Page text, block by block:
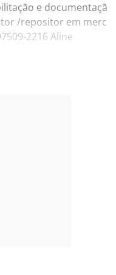
e
/repositor em
2216 Aline